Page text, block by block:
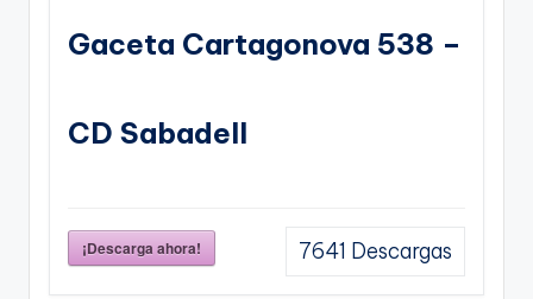
Gaceta Cartagonova 538 –
CD Sabadell
¡Descarga ahora! 7641 Descargas